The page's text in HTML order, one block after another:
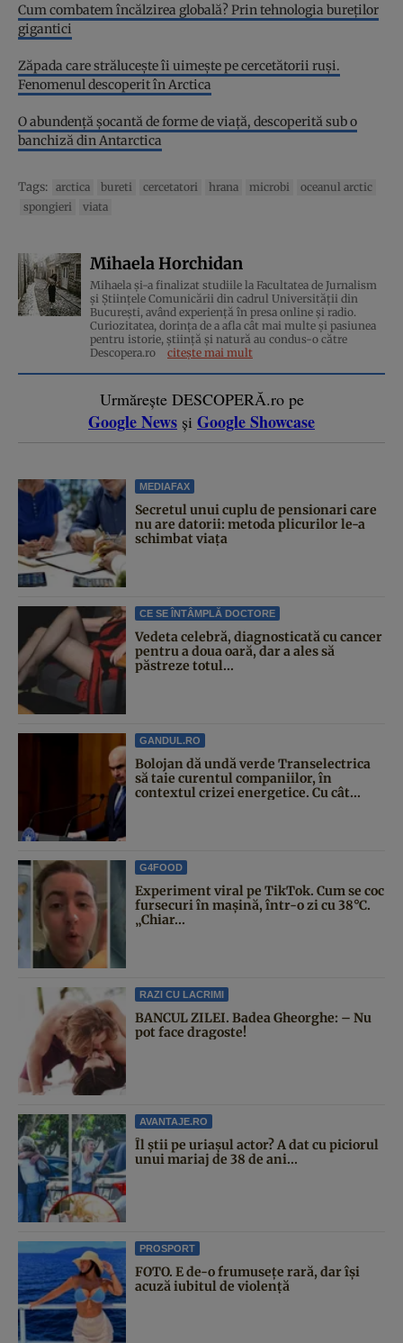
Cum combatem încălzirea globală? Prin tehnologia bureţilor
gigantici
Zăpada care strălucește îi uimește pe cercetătorii ruși.
Fenomenul descoperit în Arctica
O abundență șocantă de forme de viață, descoperită sub o
banchiză din Antarctica
Tags: arctica bureti cercetatori hrana microbi
oceanul arctic
spongieri
viata
Mihaela Horchidan
Mihaela și-a finalizat studiile la Facultatea de Jurnalism
și Științele Comunicării din cadrul Universității din
București, având experiență în presa online și radio.
Curiozitatea, dorința de a afla cât mai multe și pasiunea
pentru istorie, ştiinţă şi natură au condus-o către
Descopera.ro
citește mai mult
Urmărește DESCOPERĂ.ro pe
Google News și Google Showcase
MEDIAFAX
Secretul unui cuplu de pensionari care
nu are datorii: metoda plicurilor le-a
schimbat viața
CE SE ÎNTÂMPLĂ DOCTORE
Vedeta celebră, diagnosticată cu cancer
pentru a doua oară, dar a ales să
păstreze totul...
GANDUL.RO
Bolojan dă undă verde Transelectrica
să taie curentul companiilor, în
contextul crizei energetice. Cu cât...
G4FOOD
Experiment viral pe TikTok. Cum se coc
fursecuri în mașină, într-o zi cu 38°C.
„Chiar...
RAZI CU LACRIMI
BANCUL ZILEI. Badea Gheorghe: – Nu
pot face dragoste!
AVANTAJE.RO
Îl știi pe uriașul actor? A dat cu piciorul
unui mariaj de 38 de ani...
PROSPORT
FOTO. E de-o frumusețe rară, dar își
acuză iubitul de violență